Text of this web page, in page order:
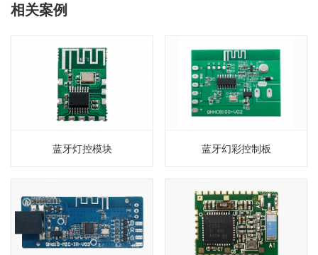
相关案例
蓝牙灯控模块 蓝牙幻彩控制板